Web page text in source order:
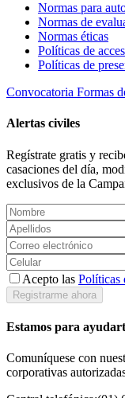
Normas para
Normas de
Normas éticas
Políticas de
Políticas de
Convocatoria Formas
Alertas civiles
Regístrate gratis y
casaciones del día,
exclusivos de la
Acepto las Políticas
Registrarme ahora
Estamos para
Comuníquese con
corporativas